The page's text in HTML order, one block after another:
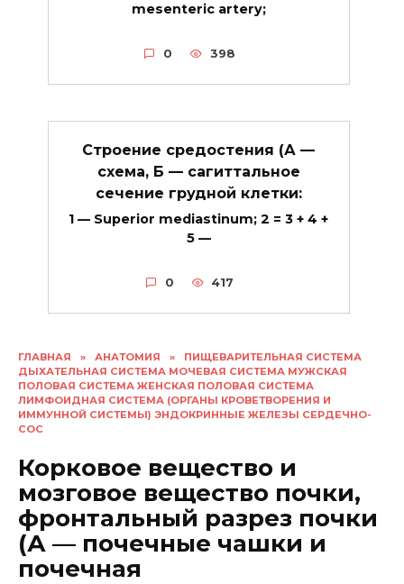
ГЛАВНАЯ » АНАТОМИЯ »
ПИЩЕВАРИТЕЛЬНАЯ СИСТЕМА
ДЫХАТЕЛЬНАЯ СИСТЕМА МОЧЕВАЯ СИСТЕМА МУЖСКАЯ
ПОЛОВАЯ СИСТЕМА ЖЕНСКАЯ ПОЛОВАЯ СИСТЕМА
ЛИМФОИДНАЯ СИСТЕМА (ОРГАНЫ КРОВЕТВОРЕНИЯ И
ИММУННОЙ СИСТЕМЫ) ЭНДОКРИННЫЕ ЖЕЛЕЗЫ СЕРДЕЧНО-
СОС
Корковое вещество и
мозговое вещество почки,
фронтальный разрез почки
(А — почечные чашки и
почечная
mesenteric artery;
0 398
Строение средостения (А —
схема, Б — сагиттальное
сечение грудной клетки:
1 — Superior mediastinum; 2 = 3 + 4 +
5 —
0 417